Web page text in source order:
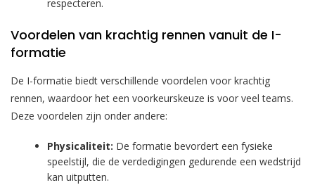
respecteren.
Voordelen van krachtig rennen vanuit de I-
formatie
De I-formatie biedt verschillende voordelen voor krachtig
rennen, waardoor het een voorkeurskeuze is voor veel teams.
Deze voordelen zijn onder andere:
Physicaliteit: De formatie bevordert een fysieke
speelstijl, die de verdedigingen gedurende een wedstrijd
kan uitputten.